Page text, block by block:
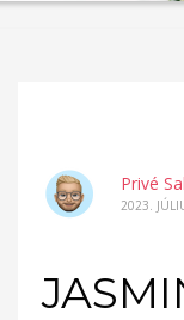
Privé
2023.